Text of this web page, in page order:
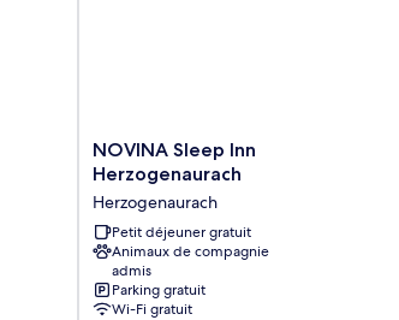
NOVINA
Sleep
Herzogenaurach
Herzogenaurach
NOVINA Sleep Inn
Herzogenaurach
Herzogenaurach
Petit déjeuner gratuit
Animaux de compagnie
admis
Parking gratuit
Wi-Fi gratuit